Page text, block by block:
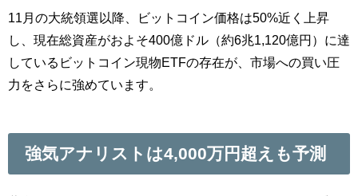
11月の大統領選以降、ビットコイン価格は50%近く上昇
し、現在総資産がおよそ400億ドル（約6兆1,120億円）に達
しているビットコイン現物ETFの存在が、市場への買い圧
力をさらに強めています。
強気アナリストは4,000万円超えも予測